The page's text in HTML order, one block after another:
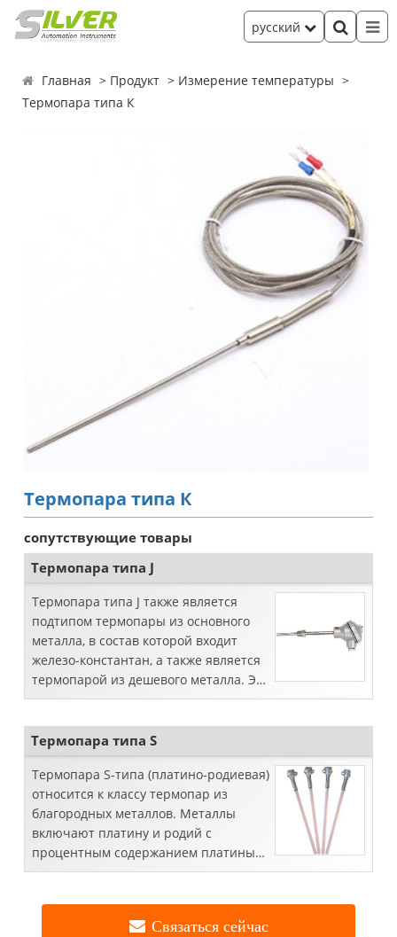
русский
Главная Продукт
Измерение температуры
Термопара типа К
Термопара типа К
сопутствующие товары
Термопара типа J
Термопара типа J также является
подтипом термопары из основного
металла, в состав которой входит
железо-константан, а также является
термопарой из дешевого металла. Эта
термопара также отличается высокой
Термопара типа S
Термопара S-типа (платино-родиевая)
относится к классу термопар из
благородных металлов. Металлы
включают платину и родий с
процентным содержанием платины
10%. Их точность и стабильность
Связаться сейчас